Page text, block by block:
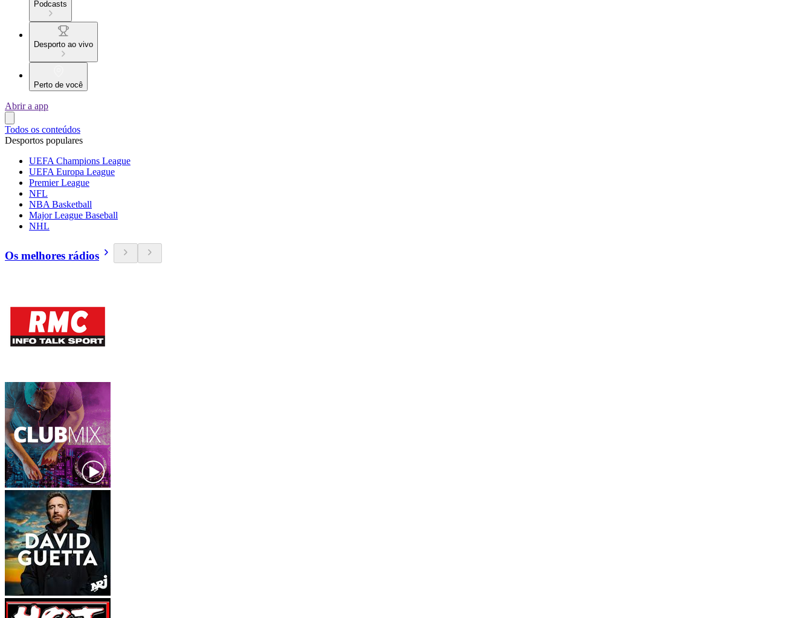
Podcasts
Desporto ao vivo
Perto de você
Abrir a app
Todos os conteúdos
Desportos populares
UEFA Champions League
UEFA Europa League
Premier League
NFL
NBA Basketball
Major League Baseball
NHL
Os melhores rádios